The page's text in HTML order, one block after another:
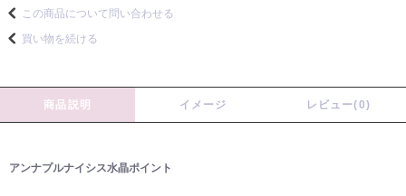
この商品について問い合わせる
買い物を続ける
商品説明 イメージ レビュー(0)
アンナプルナイシス水晶ポイント